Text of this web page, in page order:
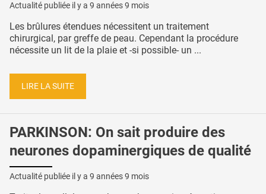
Actualité publiée il y a 9 années 9 mois
Les brûlures étendues nécessitent un traitement
chirurgical, par greffe de peau. Cependant la procédure
nécessite un lit de la plaie et -si possible- un ...
LIRE LA SUITE
PARKINSON: On sait produire des
neurones dopaminergiques de qualité
Actualité publiée il y a 9 années 9 mois